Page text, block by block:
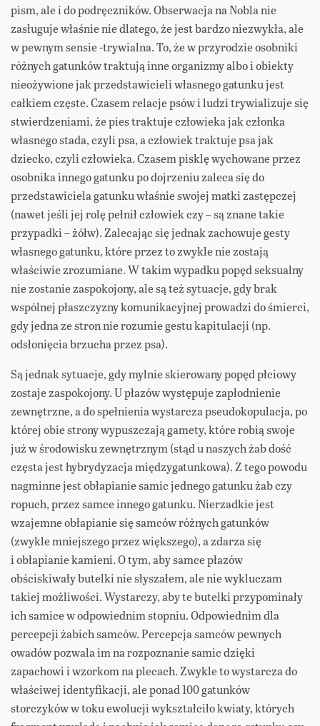
pism, ale i do podręczników. Obserwacja na Nobla nie
zasługuje właśnie nie dlatego, że jest bardzo niezwykła, ale
w pewnym sensie -trywialna. To, że w przyrodzie osobniki
różnych gatunków traktują inne organizmy albo i obiekty
nieożywione jak przedstawicieli własnego gatunku jest
całkiem częste. Czasem relacje psów i ludzi trywializuje się
stwierdzeniami, że pies traktuje człowieka jak członka
własnego stada, czyli psa, a człowiek traktuje psa jak
dziecko, czyli człowieka. Czasem pisklę wychowane przez
osobnika innego gatunku po dojrzeniu zaleca się do
przedstawiciela gatunku właśnie swojej matki zastępczej
(nawet jeśli jej rolę pełnił człowiek czy – są znane takie
przypadki – żółw). Zalecając się jednak zachowuje gesty
własnego gatunku, które przez to zwykle nie zostają
właściwie zrozumiane. W takim wypadku popęd seksualny
nie zostanie zaspokojony, ale są też sytuacje, gdy brak
wspólnej płaszczyzny komunikacyjnej prowadzi do śmierci,
gdy jedna ze stron nie rozumie gestu kapitulacji (np.
odsłonięcia brzucha przez psa).
Są jednak sytuacje, gdy mylnie skierowany popęd płciowy
zostaje zaspokojony. U płazów występuje zapłodnienie
zewnętrzne, a do spełnienia wystarcza pseudokopulacja, po
której obie strony wypuszczają gamety, które robią swoje
już w środowisku zewnętrznym (stąd u naszych żab dość
częsta jest hybrydyzacja międzygatunkowa). Z tego powodu
nagminne jest obłapianie samic jednego gatunku żab czy
ropuch, przez samce innego gatunku. Nierzadkie jest
wzajemne obłapianie się samców różnych gatunków
(zwykle mniejszego przez większego), a zdarza się
i obłapianie kamieni. O tym, aby samce płazów
obściskiwały butelki nie słyszałem, ale nie wykluczam
takiej możliwości. Wystarczy, aby te butelki przypominały
ich samice w odpowiednim stopniu. Odpowiednim dla
percepcji żabich samców. Percepcja samców pewnych
owadów pozwala im na rozpoznanie samic dzięki
zapachowi i wzorkom na plecach. Zwykle to wystarcza do
właściwej identyfikacji, ale ponad 100 gatunków
storczyków w toku ewolucji wykształciło kwiaty, których